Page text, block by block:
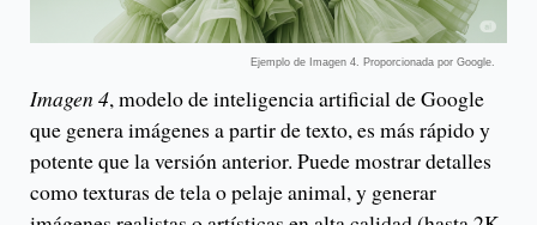
Ejemplo de Imagen 4. Proporcionada por Google.
Imagen 4, modelo de inteligencia artificial de Google
que genera imágenes a partir de texto, es más rápido y
potente que la versión anterior. Puede mostrar detalles
como texturas de tela o pelaje animal, y generar